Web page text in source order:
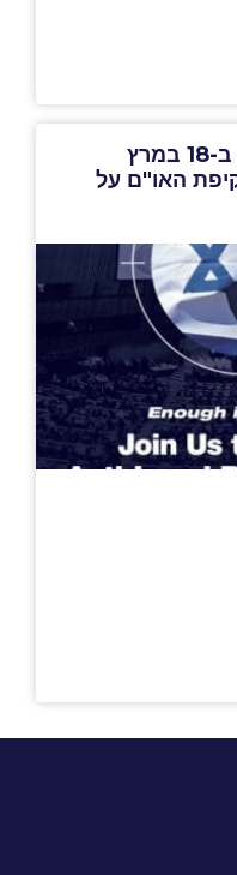
מספיק זה מספיק: הפגנה ב-18 במרץ
האו"ם על